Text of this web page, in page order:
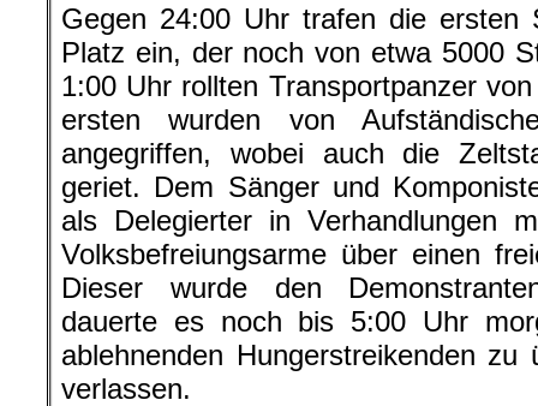
Gegen 24:00 Uhr trafen die ersten
Platz ein, der noch von etwa 5000
1:00 Uhr rollten Transportpanzer
ersten wurden von
angegriffen, wobei auch die
geriet. Dem Sänger und
als Delegierter in Verhandlungen
Volksbefreiungsarme über einen
Dieser wurde den
dauerte es noch bis 5:00 Uhr
ablehnenden Hungerstreikenden
verlassen.